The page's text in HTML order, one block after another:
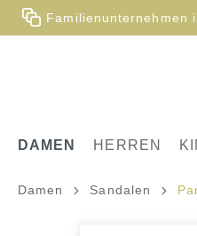
Familienunternehmen
DAMEN HERREN
Damen Sandalen